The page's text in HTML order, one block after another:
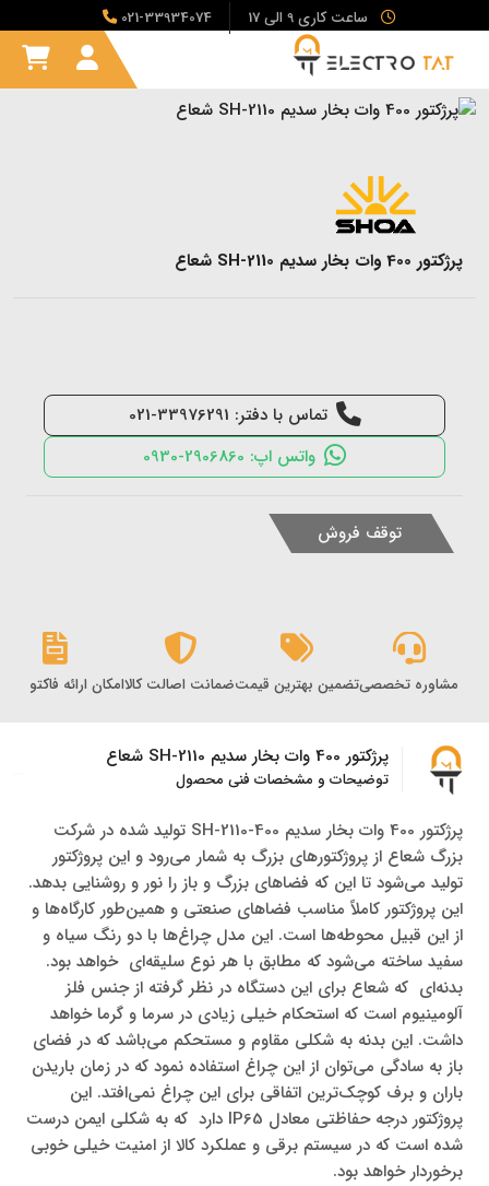
ساعت کاری 9 الی 17 021-33934074
پرژکتور 400 وات بخار سدیم SH-2110 شعاع
تماس با دفتر: 33976291-021
واتس اپ: 2906860-0930
توقف فروش
مشاوره تخصصیتضمین بهترین قیمتضمانت اصالت کالاامکان ارائه فاکتور
پرژکتور 400 وات بخار سدیم SH-2110 شعاع
توضیحات و مشخصات فنی محصول
پرژکتور 400 وات بخار سدیم SH-2110-400 تولید شده در شرکت
بزرگ شعاع از پروژکتورهای بزرگ به شمار می‌رود و این پروژکتور
تولید می‌شود تا این که فضاهای بزرگ و باز را نور و روشنایی بدهد.
این پروژکتور کاملاً مناسب فضاهای صنعتی و همین‌طور کارگاه‌ها و
از این قبیل محوطه‌ها است. این مدل چراغ‌ها با دو رنگ سیاه و
سفید ساخته می‌شود که مطابق با هر نوع سلیقه‌ای خواهد بود.
بدنه‌ای که شعاع برای این دستگاه در نظر گرفته از جنس فلز
آلومینیوم است که استحکام خیلی زیادی در سرما و گرما خواهد
داشت. این بدنه به شکلی مقاوم و مستحکم می‌باشد که در فضای
باز به سادگی می‌توان از این چراغ استفاده نمود که در زمان باریدن
باران و برف کوچک‌ترین اتفاقی برای این چراغ نمی‌افتد. این
پروژکتور درجه حفاظتی معادل IP65 دارد که به شکلی ایمن درست
شده است که در سیستم برقی و عملکرد کالا از امنیت خیلی خوبی
برخوردار خواهد بود.